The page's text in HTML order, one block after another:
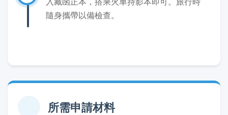
隨身攜帶以備檢查。
所需申請材料